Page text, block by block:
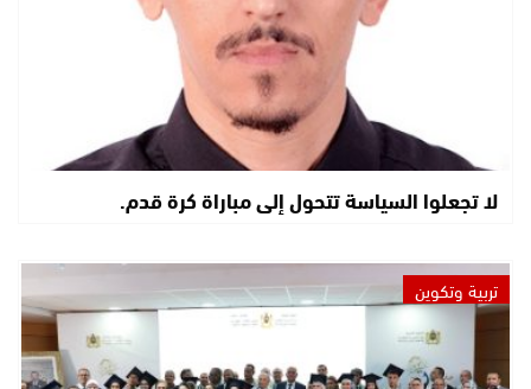
لا تجعلوا السياسة تتحول إلى مباراة كرة قدم.
تربية وتكوين